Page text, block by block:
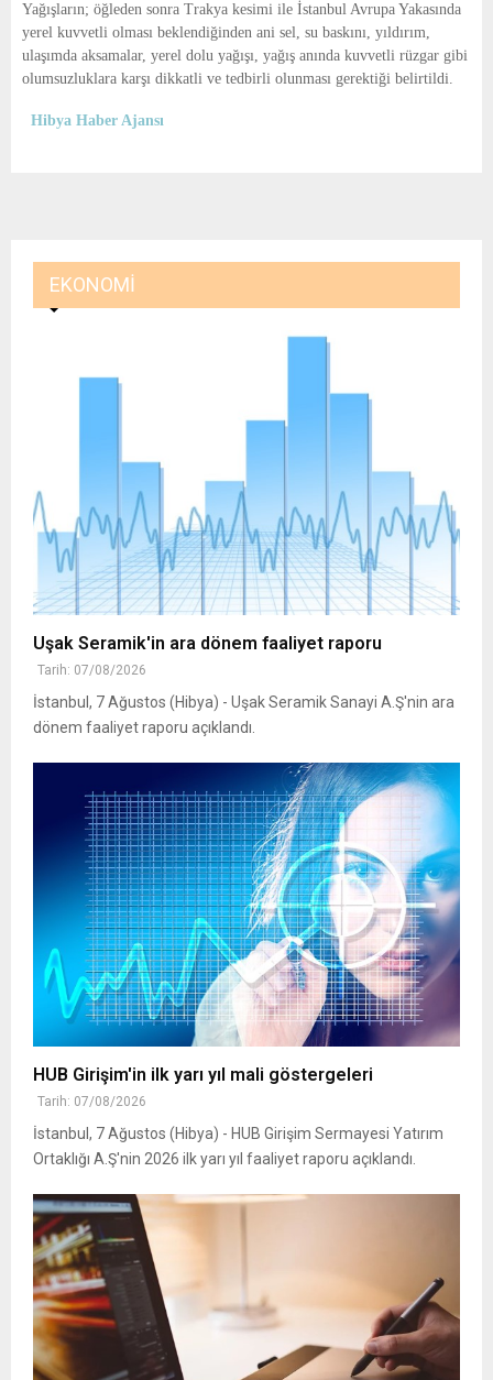
U
Yağışların; öğleden sonra Trakya kesimi ile İstanbul Avrupa Yakasında
yerel kuvvetli olması beklendiğinden ani sel, su baskını, yıldırım,
ulaşımda aksamalar, yerel dolu yağışı, yağış anında kuvvetli rüzgar gibi
olumsuzluklara karşı dikkatli ve tedbirli olunması gerektiği belirtildi.
Hibya Haber Ajansı
EKONOMI
Uşak Seramik'in ara dönem faaliyet raporu
Tarih: 07/08/2026
İstanbul, 7 Ağustos (Hibya) - Uşak Seramik Sanayi A.Ş'nin ara
dönem faaliyet raporu açıklandı.
HUB Girişim'in ilk yarı yıl mali göstergeleri
Tarih: 07/08/2026
İstanbul, 7 Ağustos (Hibya) - HUB Girişim Sermayesi Yatırım
Ortaklığı A.Ş'nin 2026 ilk yarı yıl faaliyet raporu açıklandı.